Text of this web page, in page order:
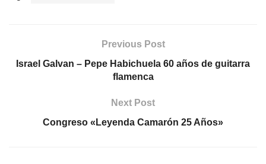
Previous Post
Israel Galvan – Pepe Habichuela 60 años de guitarra
flamenca
Next Post
Congreso «Leyenda Camarón 25 Años»